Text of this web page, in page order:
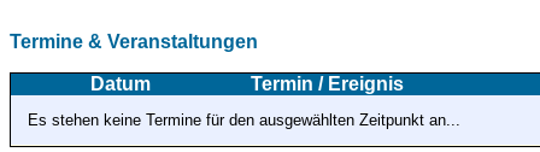
Termine & Veranstaltungen
Datum Termin / Ereignis
Es stehen keine Termine für den ausgewählten Zeitpunkt an...